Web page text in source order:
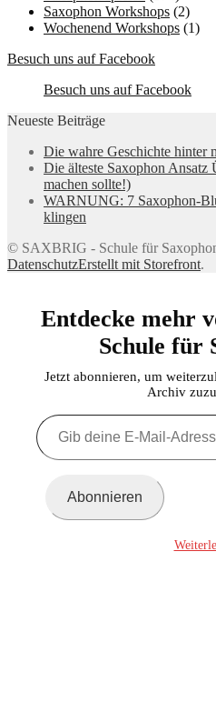
Saxophon Workshops (2)
Wochenend Workshops (1)
Besuch uns auf Facebook
Besuch uns auf Facebook
Neueste Beiträge
Die wahre Geschichte hinter
Die älteste Saxophon
machen sollte!)
WARNUNG: 7 Saxophon-
klingen
© SAXBRIG - Schule für
DatenschutzErstellt mit Storefront.
Entdecke mehr
Schule für
Jetzt abonnieren, um
Archiv
Gib
deine
E-
Abonnieren